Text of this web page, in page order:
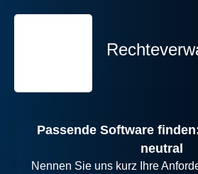
Passende Software
neutral
Nennen Sie uns kurz Ihre